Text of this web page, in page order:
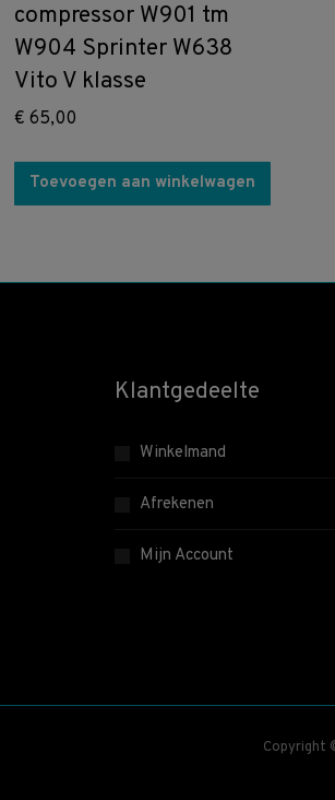
compressor W901 tm
W904 Sprinter W638
Vito V klasse
€ 65,00
Toevoegen aan winkelwagen
Klantgedeelte
Winkelmand
Afrekenen
Mijn Account
Copyright